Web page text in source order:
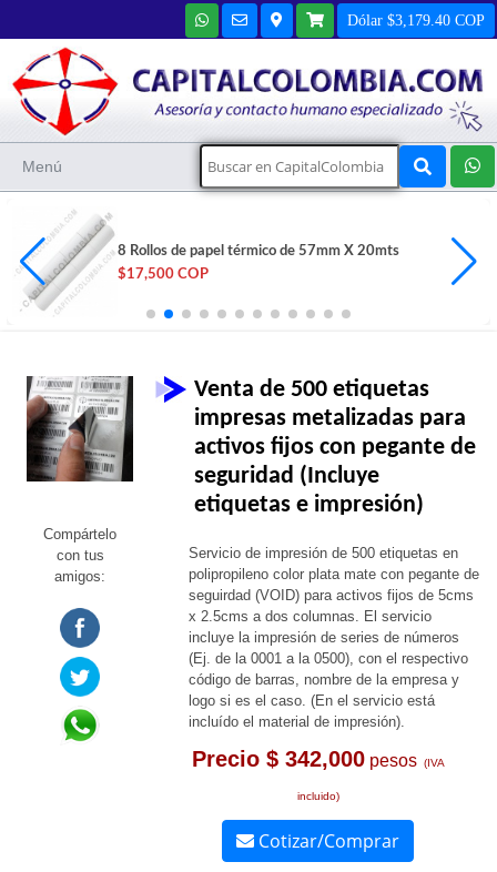
Dólar $3,179.40 COP
Menú
8 Rollos de papel térmico de 57mm X 20mts
$17,500 COP
Compártelo
con tus
amigos:
Venta de 500 etiquetas
impresas metalizadas para
activos fijos con pegante de
seguridad (Incluye
etiquetas e impresión)
Servicio de impresión de 500 etiquetas en
polipropileno color plata mate con pegante de
seguirdad (VOID) para activos fijos de 5cms
x 2.5cms a dos columnas. El servicio
incluye la impresión de series de números
(Ej. de la 0001 a la 0500), con el respectivo
código de barras, nombre de la empresa y
logo si es el caso. (En el servicio está
incluído el material de impresión).
Precio $ 342,000pesos (IVA
incluido)
Cotizar/Comprar